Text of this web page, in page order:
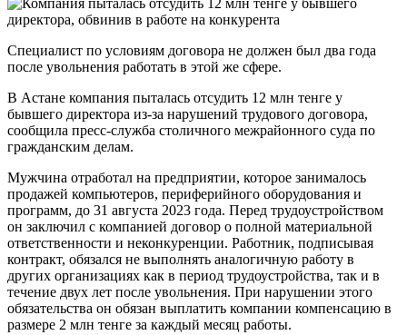
Специалист по условиям договора не должен был два года
после увольнения работать в этой же сфере.
В Астане компания пыталась отсудить 12 млн тенге у
бывшего директора из-за нарушений трудового договора,
сообщила пресс-служба столичного межрайонного суда по
гражданским делам.
Мужчина отработал на предприятии, которое занималось
продажей компьютеров, периферийного оборудования и
программ, до 31 августа 2023 года. Перед трудоустройством
он заключил с компанией договор о полной материальной
ответственности и неконкуренции. Работник, подписывая
контракт, обязался не выполнять аналогичную работу в
других организациях как в период трудоустройства, так и в
течение двух лет после увольнения. При нарушении этого
обязательства он обязан выплатить компании компенсацию в
размере 2 млн тенге за каждый месяц работы.